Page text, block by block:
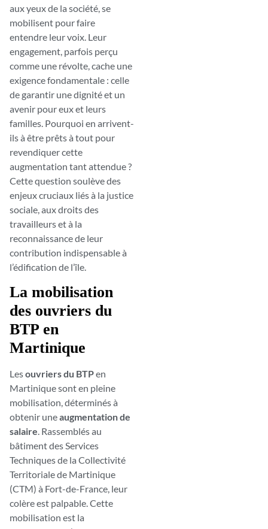
aux yeux de la société, se
mobilisent pour faire
entendre leur voix. Leur
engagement, parfois perçu
comme une révolte, cache une
exigence fondamentale : celle
de garantir une dignité et un
avenir pour eux et leurs
familles. Pourquoi en arrivent-
ils à être prêts à tout pour
revendiquer cette
augmentation tant attendue ?
Cette question soulève des
enjeux cruciaux liés à la justice
sociale, aux droits des
travailleurs et à la
reconnaissance de leur
contribution indispensable à
l’édification de l’île.
La mobilisation
des ouvriers du
BTP en
Martinique
Lesouvriers du BTPen
Martinique sont en pleine
mobilisation, déterminés à
obtenir uneaugmentation de
salaire. Rassemblés au
bâtiment des Services
Techniques de la Collectivité
Territoriale de Martinique
(CTM) à Fort-de-France, leur
colère est palpable. Cette
mobilisation est la